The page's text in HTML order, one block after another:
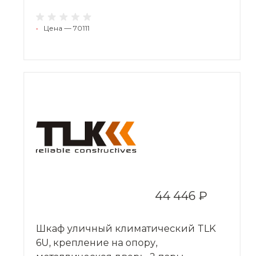
• Цена — 70111
44 446 ₽
Шкаф уличный климатический TLK
6U, крепление на опору,